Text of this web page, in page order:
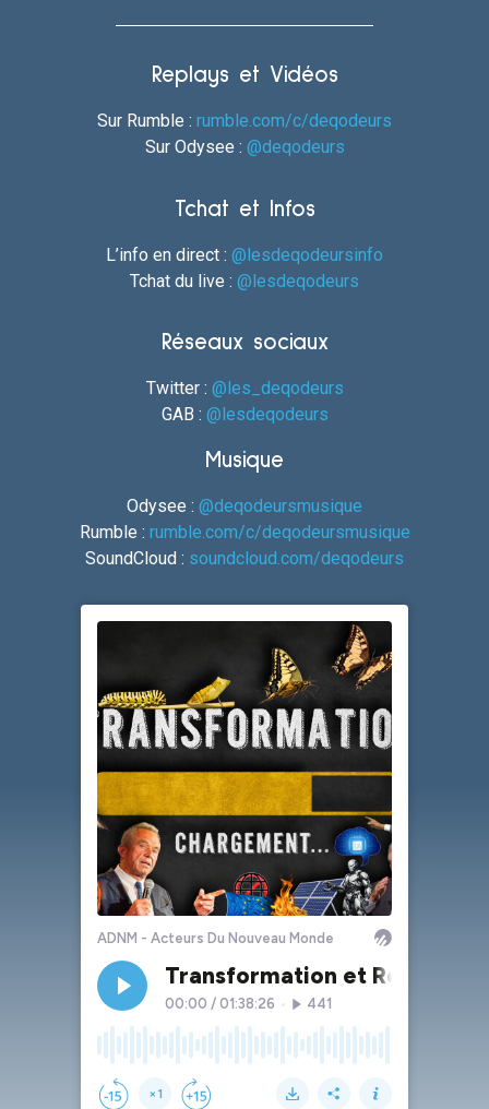
Replays et Vidéos
Sur Rumble : rumble.com/c/deqodeurs
Sur Odysee : @deqodeurs
Tchat et Infos
L’info en direct : @lesdeqodeursinfo
Tchat du live : @lesdeqodeurs
Réseaux sociaux
Twitter : @les_deqodeurs
GAB : @lesdeqodeurs
Musique
Odysee : @deqodeursmusique
Rumble : rumble.com/c/deqodeursmusique
SoundCloud : soundcloud.com/deqodeurs